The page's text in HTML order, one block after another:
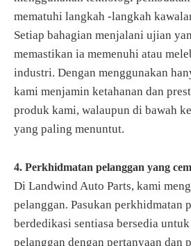
mematuhi langkah -langkah
Setiap bahagian menjalani ujian
memastikan ia memenuhi atau
industri. Dengan menggunakan
kami menjamin ketahanan dan
produk kami, walaupun di bawah
yang paling menuntut.
4. Perkhidmatan pelanggan yang
Di Landwind Auto Parts, kami
pelanggan. Pasukan perkhidmatan
berdedikasi sentiasa bersedia
pelanggan dengan pertanyaan dan